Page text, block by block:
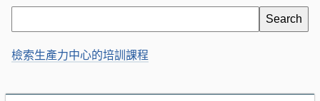
檢索生產力中心的培訓課程